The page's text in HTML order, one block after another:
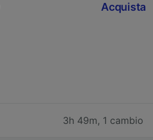
Acquista
3h 49m, 1 cambio